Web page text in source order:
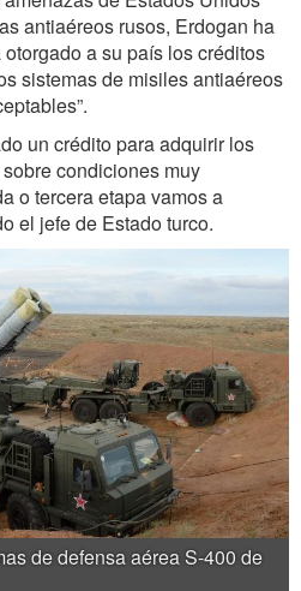
antiaéreos rusos, Erdogan ha
a su país los créditos
sistemas de misiles antiaéreos
un crédito para adquirir los
condiciones muy
o tercera etapa vamos a
el jefe de Estado turco.
de defensa aérea S-400 de